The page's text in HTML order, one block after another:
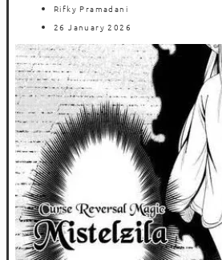
Rifky Pramadani
26 January 2026